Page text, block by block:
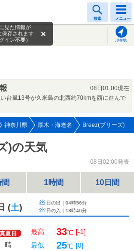
検索 メニュー
現在地
見た情報が
保存されます
イン不要）
08日01:00現在
台風13号が久米島の北西約70kmを西に進んで
神奈川県 厚木・海老名 Breez(ブリーズ)
)の天気
08日02:00発表
1時間 10日間
(土) 日の出｜ 04時56分
日の入｜ 18時40分
真夏日
晴
最高 33℃ [-1]
最低
25℃ [0]